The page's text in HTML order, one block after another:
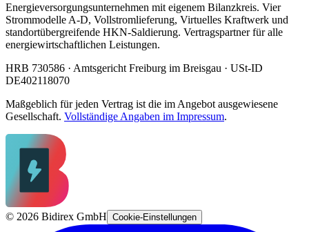
Energieversorgungsunternehmen mit eigenem Bilanzkreis. Vier
Strommodelle A-D, Vollstromlieferung, Virtuelles Kraftwerk und
standortübergreifende HKN-Saldierung. Vertragspartner für alle
energiewirtschaftlichen Leistungen.
HRB 730586 · Amtsgericht Freiburg im Breisgau · USt-ID
DE402118070
Maßgeblich für jeden Vertrag ist die im Angebot ausgewiesene
Gesellschaft. Vollständige Angaben im Impressum.
© 2026 Bidirex GmbH Cookie-Einstellungen